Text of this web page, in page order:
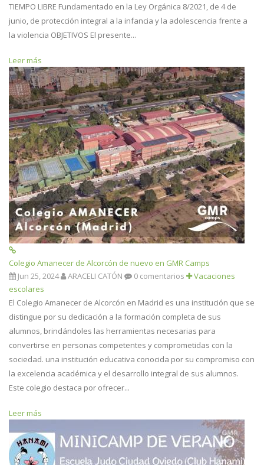
TIEMPO LIBRE Fundamentado en la Ley Orgánica 8/2021, de 4 de
junio, de protección integral a la infancia y la adolescencia frente a
la violencia OBJETIVOS El presente...
Leer más
Colegio Amanecer de Alcorcón de nuevo en GMR Camps
Jun 25, 2024
ARACELI CATÓN 0 comentarios
Vacaciones
escolares
El Colegio Amanecer de Alcorcón en Madrid es una institución que se
distingue por su dedicación a la formación completa de sus
alumnos, brindándoles las herramientas necesarias para
convertirse en personas competentes y comprometidas con la
sociedad. una institución educativa conocida por su compromiso con
la excelencia académica y el desarrollo integral de sus alumnos.
Este colegio destaca por ofrecer...
Leer más